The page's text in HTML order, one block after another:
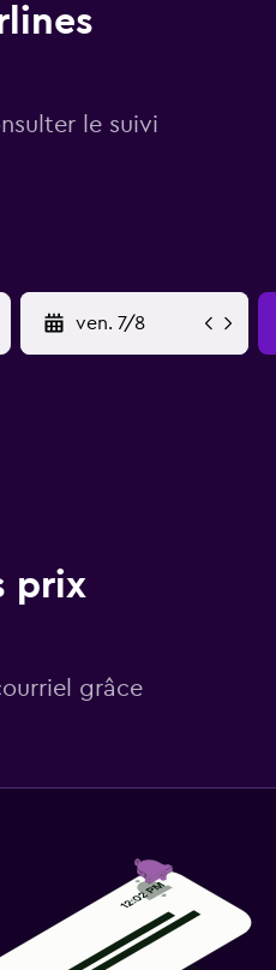
le suivi
prix
grâce